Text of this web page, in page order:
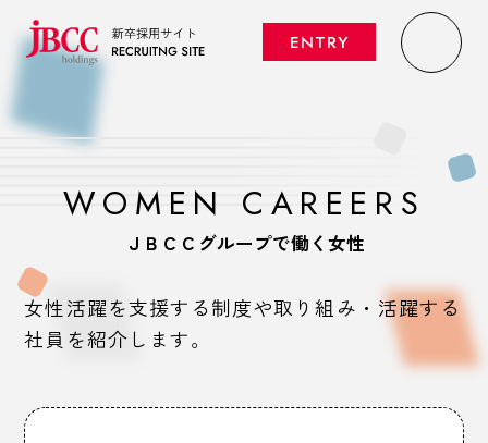
ENTRY
WOMEN CAREERS
ＪＢＣＣグループで働く女性
女性活躍を支援する制度や取り組み・活躍する
社員を紹介します。